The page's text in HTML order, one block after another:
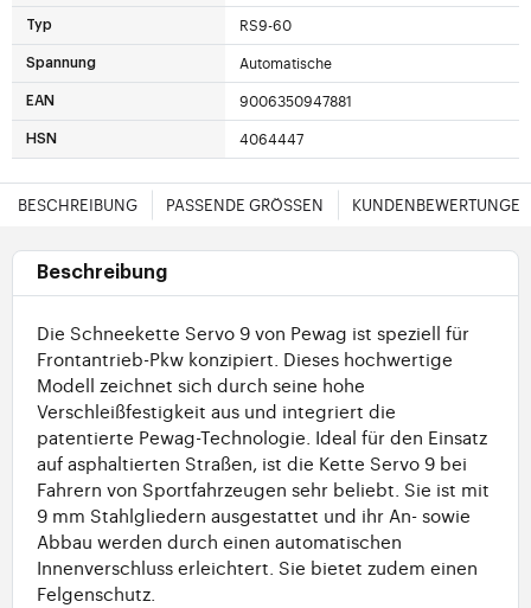
Typ RS9-60
Spannung Automatische
EAN 9006350947881
HSN 4064447
BESCHREIBUNG PASSENDE GRÖSSEN KUNDENBEWERTUNGEN
Beschreibung
Die Schneekette Servo 9 von Pewag ist speziell für
Frontantrieb-Pkw konzipiert. Dieses hochwertige
Modell zeichnet sich durch seine hohe
Verschleißfestigkeit aus und integriert die
patentierte Pewag-Technologie. Ideal für den Einsatz
auf asphaltierten Straßen, ist die Kette Servo 9 bei
Fahrern von Sportfahrzeugen sehr beliebt. Sie ist mit
9 mm Stahlgliedern ausgestattet und ihr An- sowie
Abbau werden durch einen automatischen
Innenverschluss erleichtert. Sie bietet zudem einen
Felgenschutz.